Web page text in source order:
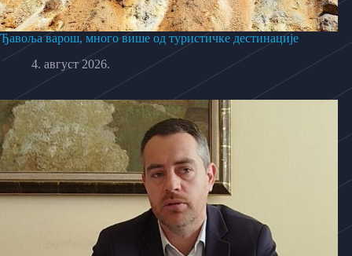
Ђавоља варош, много више од туристичке дестинације
4. август 2026.